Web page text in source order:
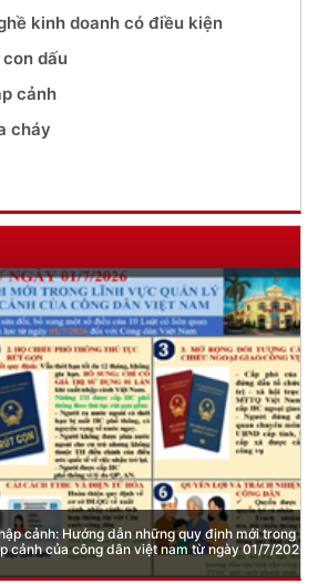
kinh doanh có điều kiện
dấu
cảnh
cháy
Hướng dẫn những quy định mới trong lĩnh
của công dân việt nam từ ngày 01/7/2026